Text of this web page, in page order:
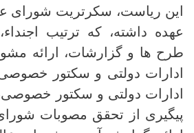
این ریاست، سکرتریت شورای
عهده داشته، که ترتیب
طرح ها و گزارشات، ارائه
ادارات دولتی و سکتور
ادارات دولتی و سکتور
پیگیری از تحقق مصوبات